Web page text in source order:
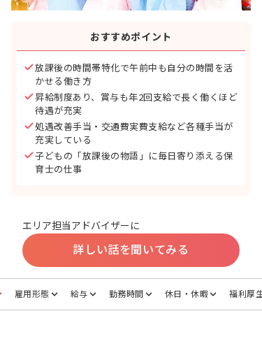
おすすめポイント
放課後の時間帯特化で午前中も自分の時間を活
かせる働き方
昇給制度あり、賞与も年2回支給で長く働くほど
待遇が充実
処遇改善手当・交通費実費支給など各種手当が
充実している
子どもの「放課後の物語」に毎日寄り添える保
育士の仕事
エリア担当アドバイザーに
詳しい話を聞いてみる
雇用形態 給与 勤務時間 休日・休暇 福利厚生